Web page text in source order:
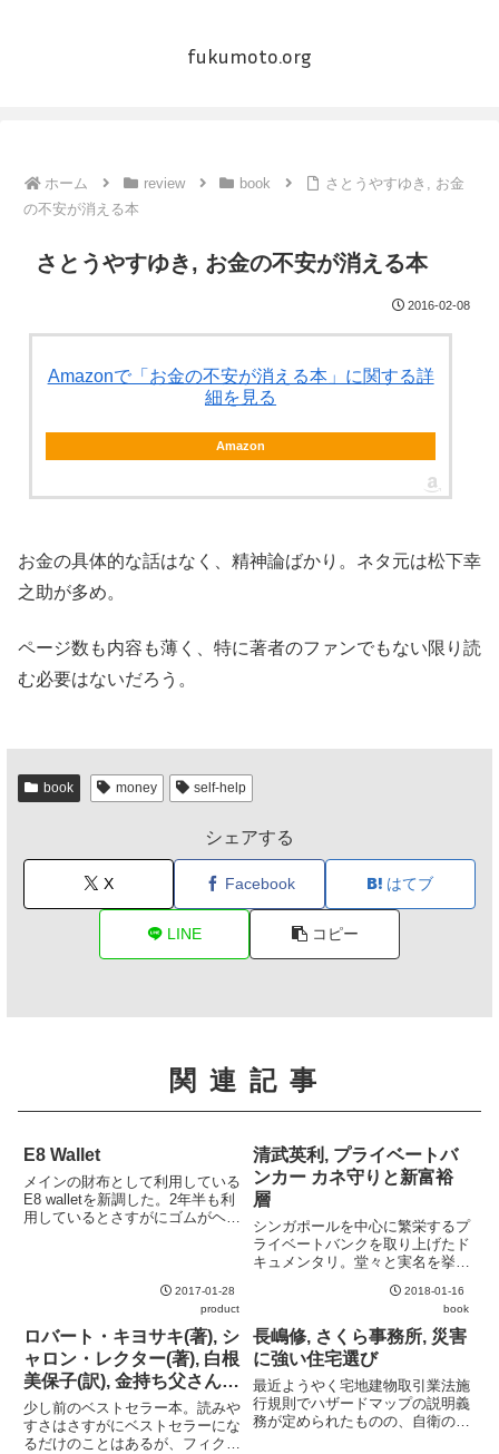
fukumoto.org
ホーム review book
さとうやすゆき, お金
の不安が消える本
さとうやすゆき, お金の不安が消える本
2016-02-08
Amazonで「お金の不安が消える本」に関する詳
細を見る
Amazon
お金の具体的な話はなく、精神論ばかり。ネタ元は松下幸
之助が多め。
ページ数も内容も薄く、特に著者のファンでもない限り読
む必要はないだろう。
book money self-help
シェアする
X Facebook はてブ
LINE コピー
関連記事
E8 Wallet
メインの財布として利用している
E8 walletを新調した。2年半も利
用しているとさすがにゴムがヘタ
Etsyで購入。値段も前回と同じ
2017-01-28
product
清武英利, プライベートバ
ンカー カネ守りと新富裕
層
シンガポールを中心に繁栄するプ
ライベートバンクを取り上げたド
キュメンタリ。堂々と実名を挙げ
バンカー、シンガポールへ移住す
る富裕層、国税庁の調査官など
様々な立場からプライベートバン
クを眺めており、個々のエピソー
ド...
2018-01-16
book
ロバート・キヨサキ(著), シ
ャロン・レクター(著), 白根
美保子(訳), 金持ち父さん貧
乏父さん
少し前のベストセラー本。読みや
すさはさすがにベストセラーにな
るだけのことはあるが、フィクシ
長嶋修, さくら事務所, 災害
に強い住宅選び
最近ようやく宅地建物取引業法施
行規則でハザードマップの説明義
務が定められたものの、自衛のた